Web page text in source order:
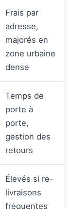
Frais par
adresse,
majorés en
zone urbaine
dense
Temps de
porte à
porte,
gestion des
retours
Élevés si re-
livraisons
fréquentes